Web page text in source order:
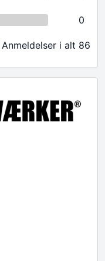
0
Anmeldelser i alt 86